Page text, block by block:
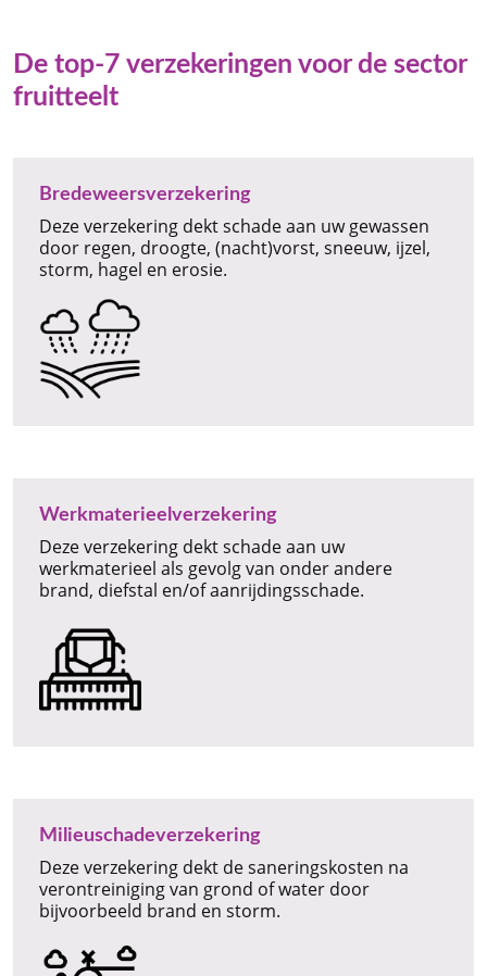
De top-7 verzekeringen voor de sector
fruitteelt
Bredeweersverzekering
Deze verzekering dekt schade aan uw gewassen
door regen, droogte, (nacht)vorst, sneeuw, ijzel,
storm, hagel en erosie.
Werkmaterieelverzekering
Deze verzekering dekt schade aan uw
werkmaterieel als gevolg van onder andere
brand, diefstal en/of aanrijdingsschade.
Milieuschadeverzekering
Deze verzekering dekt de saneringskosten na
verontreiniging van grond of water door
bijvoorbeeld brand en storm.